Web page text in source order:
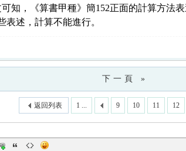
知，《算書甲種》簡152正面的計算方法
表述，計算不能進行。
下一頁 »
1 ... 9 10 11 12
返回列表